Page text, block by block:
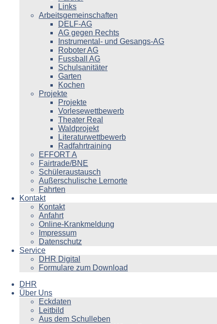
Links
Arbeitsgemeinschaften
DELF-AG
AG gegen Rechts
Instrumental- und Gesangs-AG
Roboter AG
Fussball AG
Schulsanitäter
Garten
Kochen
Projekte
Projekte
Vorlesewettbewerb
Theater Real
Waldprojekt
Literaturwettbewerb
Radfahrtraining
EFFORT A
Fairtrade/BNE
Schüleraustausch
Außerschulische Lernorte
Fahrten
Kontakt
Kontakt
Anfahrt
Online-Krankmeldung
Impressum
Datenschutz
Service
DHR Digital
Formulare zum Download
DHR
Über Uns
Eckdaten
Leitbild
Aus dem Schulleben